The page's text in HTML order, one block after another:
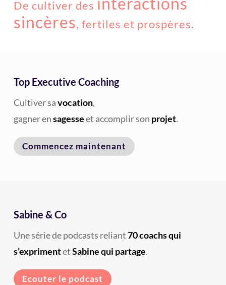
De cultiver des
sincères, fertiles et prospères.
Top Executive Coaching
Cultiver savocation,
gagner ensagesseet accomplir son projet.
Commencez maintenant
Sabine & Co
Une série de podcasts reliant70 coachs qui
s’exprimentetSabine qui partage.
Ecouter le podcast